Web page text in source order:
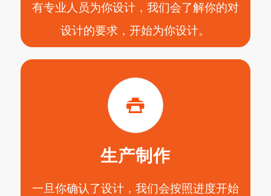
有专业人员为你设计，我们会了解你的对
设计的要求，开始为你设计。
生产制作
一旦你确认了设计，我们会按照进度开始